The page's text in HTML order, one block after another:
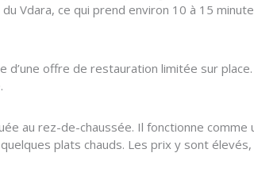
Vdara, ce qui prend environ 10 à 15
d’une offre de restauration limitée sur
au rez-de-chaussée. Il fonctionne
plats chauds. Les prix y sont